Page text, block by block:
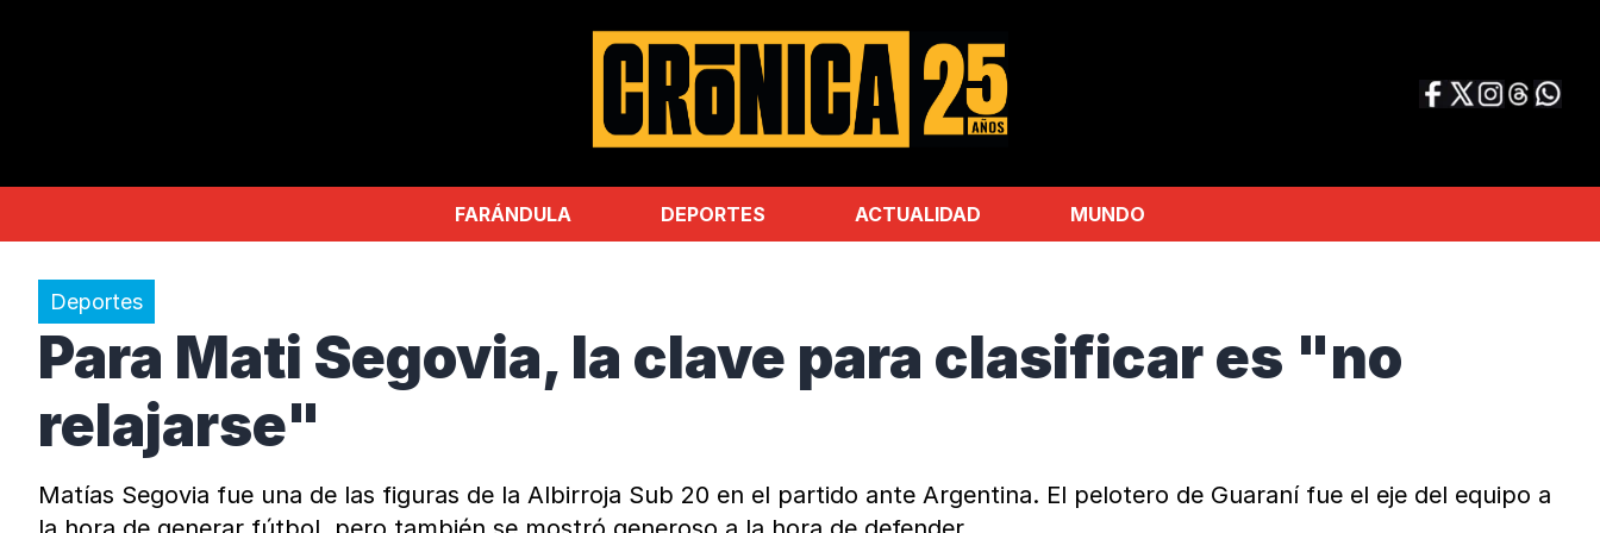
FARÁNDULA DEPORTES ACTUALIDAD MUNDO
Deportes
Para Mati Segovia, la clave para clasificar es "no
relajarse"
Matías Segovia fue una de las figuras de la Albirroja Sub 20 en el partido ante Argentina. El pelotero de Guaraní fue el eje del equipo a